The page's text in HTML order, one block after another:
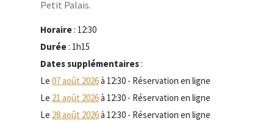
Petit Palais.
Horaire : 12:30
Durée : 1h15
Dates supplémentaires :
Le07 août 2026à 12:30 - Réservation en ligne
Le 21 août 2026à 12:30 - Réservation en ligne
Le 28 août 2026à 12:30 - Réservation en ligne